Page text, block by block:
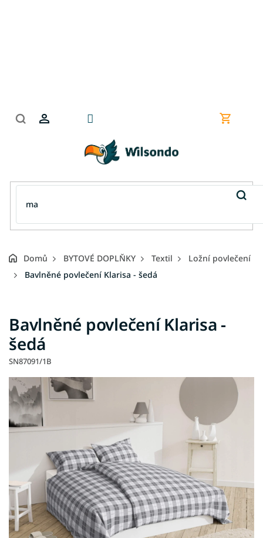
Nákupní
Domů BYTOVÉ DOPLŇKY Textil
Ložní povlečení
Bavlněné povlečení Klarisa - šedá
Bavlněné povlečení Klarisa -
šedá
SN87091/1B